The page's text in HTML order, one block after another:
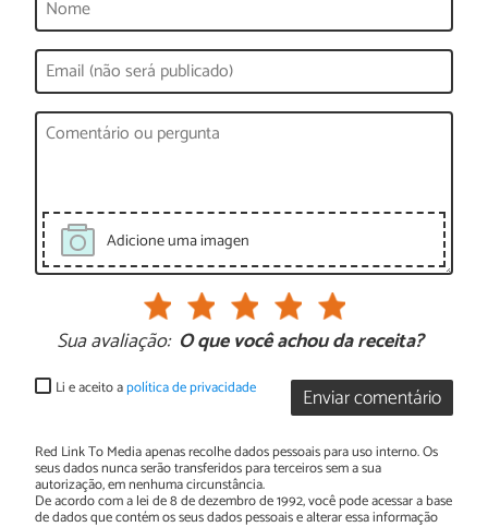
Adicione uma imagen
Sua avaliação: O que você achou da receita?
Enviar comentário
Li e aceito apolítica de privacidade
Red Link To Media apenas recolhe dados pessoais para uso interno. Os
seus dados nunca serão transferidos para terceiros sem a sua
autorização, em nenhuma circunstância.
De acordo com a lei de 8 de dezembro de 1992, você pode acessar a base
de dados que contém os seus dados pessoais e alterar essa informação